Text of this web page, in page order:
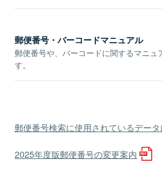
郵便番号・バーコードマニュアル
郵便番号や、バーコードに関するマニュ
す。
郵便番号検索に使用されているデータ
2025年度版郵便番号の変更案内